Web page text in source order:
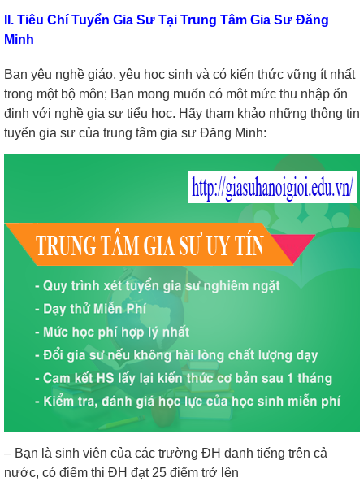
II. Tiêu Chí Tuyển Gia Sư Tại Trung Tâm Gia Sư Đăng
Minh
Bạn yêu nghề giáo, yêu học sinh và có kiến thức vững ít nhất
trong một bộ môn; Bạn mong muốn có một mức thu nhập ổn
định với nghề gia sư tiểu học. Hãy tham khảo những thông tin
tuyển gia sư của trung tâm gia sư Đăng Minh:
– Bạn là sinh viên của các trường ĐH danh tiếng trên cả
nước, có điểm thi ĐH đạt 25 điểm trở lên